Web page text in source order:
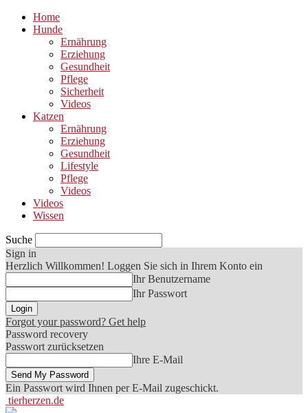
Home
Hunde
Ernährung
Erziehung
Gesundheit
Pflege
Sicherheit
Videos
Katzen
Ernährung
Erziehung
Gesundheit
Lifestyle
Pflege
Videos
Videos
Wissen
Suche
Sign in
Herzlich Willkommen! Loggen Sie sich in Ihrem Konto ein
Ihr Benutzername
Ihr Passwort
Forgot your password? Get help
Password recovery
Passwort zurücksetzen
Ihre E-Mail
Ein Passwort wird Ihnen per E-Mail zugeschickt.
tierherzen.de